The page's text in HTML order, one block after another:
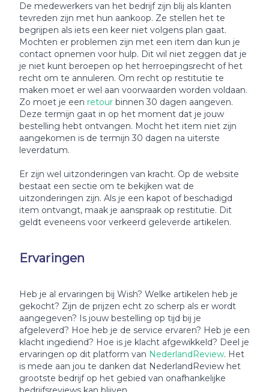
De medewerkers van het bedrijf zijn blij als klanten
tevreden zijn met hun aankoop. Ze stellen het te
begrijpen als iets een keer niet volgens plan gaat.
Mochten er problemen zijn met een item dan kun je
contact opnemen voor hulp. Dit wil niet zeggen dat je
je niet kunt beroepen op het herroepingsrecht of het
recht om te annuleren. Om recht op restitutie te
maken moet er wel aan voorwaarden worden voldaan.
Zo moet je een retour binnen 30 dagen aangeven.
Deze termijn gaat in op het moment dat je jouw
bestelling hebt ontvangen. Mocht het item niet zijn
aangekomen is de termijn 30 dagen na uiterste
leverdatum.
Er zijn wel uitzonderingen van kracht. Op de website
bestaat een sectie om te bekijken wat de
uitzonderingen zijn. Als je een kapot of beschadigd
item ontvangt, maak je aanspraak op restitutie. Dit
geldt eveneens voor verkeerd geleverde artikelen.
Ervaringen
Heb je al ervaringen bij Wish? Welke artikelen heb je
gekocht? Zijn de prijzen echt zo scherp als er wordt
aangegeven? Is jouw bestelling op tijd bij je
afgeleverd? Hoe heb je de service ervaren? Heb je een
klacht ingediend? Hoe is je klacht afgewikkeld? Deel je
ervaringen op dit platform van NederlandReview. Het
is mede aan jou te danken dat NederlandReview het
grootste bedrijf op het gebied van onafhankelijke